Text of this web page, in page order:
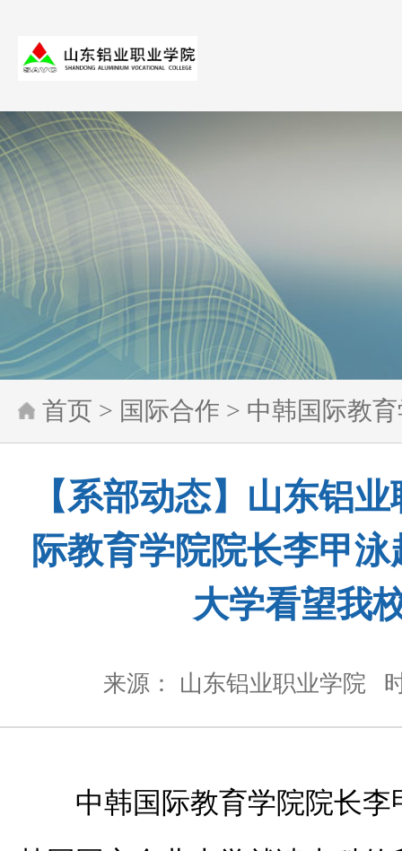
首页 > 国际合作 > 中韩国际教
【系部动态】山东铝
际教育学院院长李甲
大学看望我
来源： 山东铝业职业学院
中韩国际教育学院院长